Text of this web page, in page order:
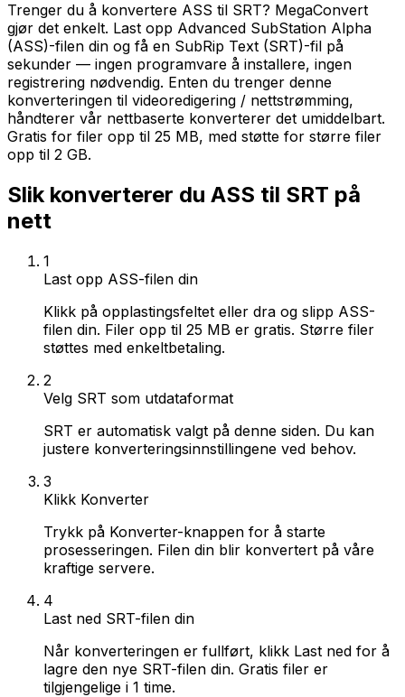
Trenger du å konvertere ASS til SRT? MegaConvert
gjør det enkelt. Last opp Advanced SubStation Alpha
(ASS)-filen din og få en SubRip Text (SRT)-fil på
sekunder — ingen programvare å installere, ingen
registrering nødvendig. Enten du trenger denne
konverteringen til videoredigering / nettstrømming,
håndterer vår nettbaserte konverterer det umiddelbart.
Gratis for filer opp til 25 MB, med støtte for større filer
opp til 2 GB.
Slik konverterer du ASS til SRT på
nett
1
Last opp ASS-filen din
Klikk på opplastingsfeltet eller dra og slipp ASS-
filen din. Filer opp til 25 MB er gratis. Større filer
støttes med enkeltbetaling.
2
Velg SRT som utdataformat
SRT er automatisk valgt på denne siden. Du kan
justere konverteringsinnstillingene ved behov.
3
Klikk Konverter
Trykk på Konverter-knappen for å starte
prosesseringen. Filen din blir konvertert på våre
kraftige servere.
4
Last ned SRT-filen din
Når konverteringen er fullført, klikk Last ned for å
lagre den nye SRT-filen din. Gratis filer er
tilgjengelige i 1 time.